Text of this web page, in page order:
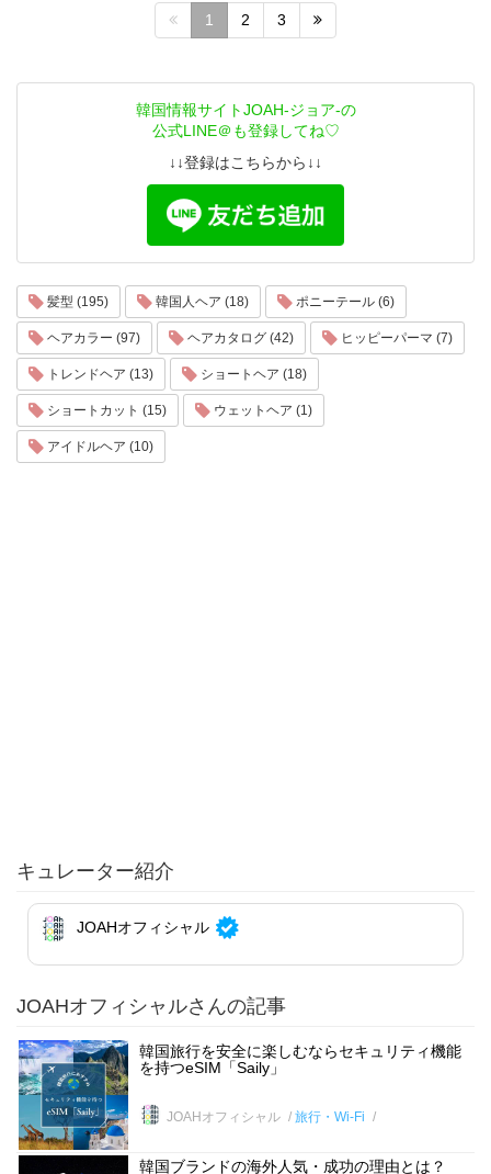
1 2 3
韓国情報サイトJOAH-ジョア-の
公式LINE＠も登録してね♡
↓↓登録はこちらから↓↓
髪型 (195) 韓国人ヘア (18) ポニーテール (6)
ヘアカラー (97) ヘアカタログ (42) ヒッピーパーマ (7)
トレンドヘア (13) ショートヘア (18)
ショートカット (15) ウェットヘア (1)
アイドルヘア (10)
キュレーター紹介
JOAHオフィシャル
JOAHオフィシャルさんの記事
韓国旅行を安全に楽しむならセキュリティ機能
を持つeSIM「Saily」
JOAHオフィシャル 旅行・Wi-Fi
韓国ブランドの海外人気・成功の理由とは？